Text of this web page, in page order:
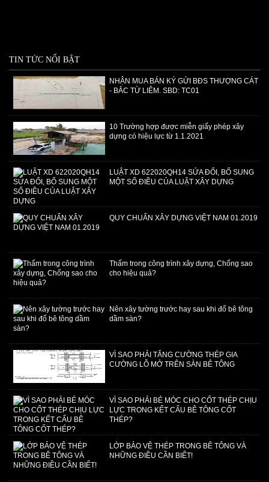
TIN TỨC NỔI BẬT
NHẬN MUA BÁN KÝ GỬI BĐS THƯỢNG CÁT
- BẮC TỪ LIÊM. SBD: TC01
​10 Trường hợp được miễn giấy phép xây
dựng có hiệu lực từ 1.1.2021
LUẬT XD 622020QH14 SỬA ĐỔI, BỔ SUNG
MỘT SỐ ĐIỀU CỦA LUẬT XÂY DỰNG
QUY CHUẨN XÂY DỰNG VIỆT NAM 01.2019
Thấm trong công trình xây dựng, Chống sao
cho hiệu quả?
Nên xây tường trước hay sau khi đổ bê tông
dầm sàn?
VÌ SAO PHẢI TĂNG CƯỜNG THÉP GIA
CƯỜNG LỖ MỞ TRÊN SÀN BÊ TÔNG
VÌ SAO PHẢI BẺ MÓC CHO CỐT THÉP CHỊU
LỰC TRONG KẾT CẤU BÊ TÔNG CỐT
THÉP?
LỚP BẢO VỆ THÉP TRONG BÊ TÔNG VÀ
NHỮNG ĐIỀU CẦN BIẾT!